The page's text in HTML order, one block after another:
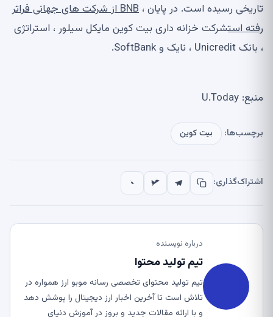
تاریخی رسیده است. در پایان ،
BNB از شرکت های جهانی فراتر
رفته استشرکت خزانه داری بیت کوین مایکل سیلور ، استراتژی
، بانک Unicredit ، نایک و SoftBank.
منبع: U.Today
برچسب‌ها: بیت کوین
اشتراک‌گذاری:
درباره نویسنده
تیم تولید محتوا
تیم تولید محتوای تخصصی رسانه موبو ارز همواره در
تلاش است تا آخرین اخبار ارز دیجیتال را پوشش دهد
و با ارائه مقالات جدید و بروز در آموزش دنیای